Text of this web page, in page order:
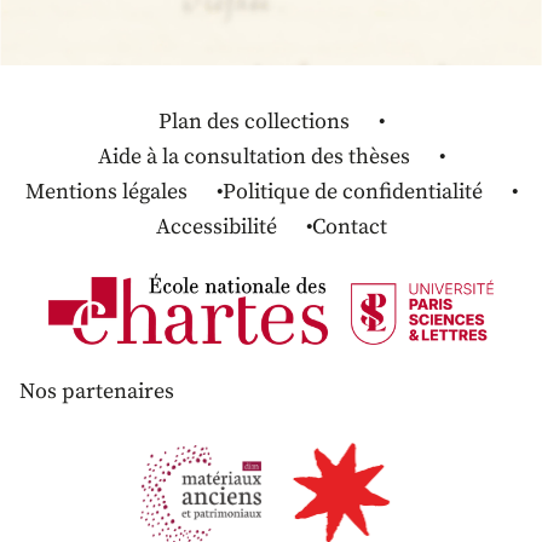
Plan des collections
Aide à la consultation des thèses
Mentions légales
Politique de confidentialité
Accessibilité
Contact
Nos partenaires